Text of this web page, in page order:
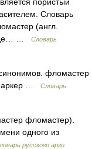
Словарь
(англ.
…
Словарь
фломастер
…
Словарь
фломастер).
одного из
русского арго